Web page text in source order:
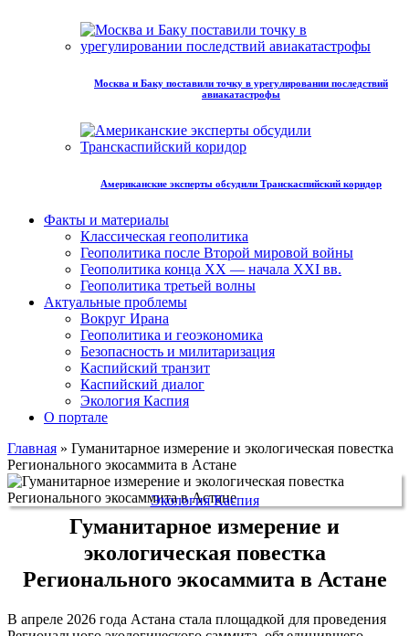
Москва и Баку поставили точку в урегулировании последствий
авиакатастрофы
Американские эксперты обсудили Транскаспийский коридор
Факты и материалы
Классическая геополитика
Геополитика после Второй мировой войны
Геополитика конца XX — начала XXI вв.
Геополитика третьей волны
Актуальные проблемы
Вокруг Ирана
Геополитика и геоэкономика
Безопасность и милитаризация
Каспийский транзит
Каспийский диалог
Экология Каспия
О портале
Главная » Гуманитарное измерение и экологическая повестка
Регионального экосаммита в Астане
Экология Каспия
Гуманитарное измерение и
экологическая повестка
Регионального экосаммита в Астане
В апреле 2026 года Астана стала площадкой для проведения